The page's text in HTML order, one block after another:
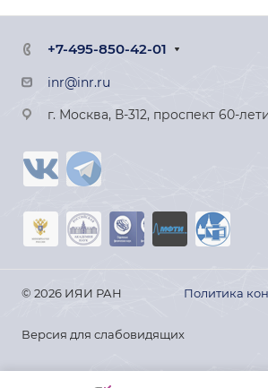
+7-495-850-42-01
inr@inr.ru
г. Москва, В-312, проспект 60-
© 2026 ИЯИ РАН Политика
Версия для слабовидящих